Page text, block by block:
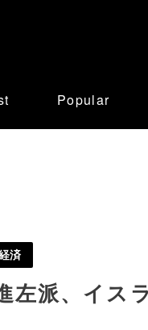
Popular
済
左派、イス